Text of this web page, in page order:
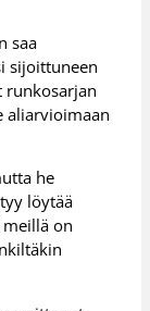
saa
sijoittuneen
runkosarjan
aliarvioimaan
he
löytää
on